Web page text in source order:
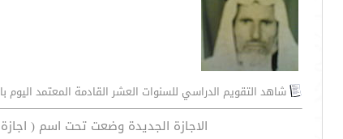
شاهد التقويم الدراسي للسنوات العشر القادمة المعتمد اليوم
الاجازة الجديدة وضعت تحت اسم (